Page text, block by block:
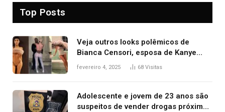
Top Posts
Veja outros looks polêmicos de
Bianca Censori, esposa de Kanye
West que apareceu nua no Grammy
fevereiro 4, 2025 68 Visitas
Adolescente e jovem de 23 anos são
suspeitos de vender drogas próximo